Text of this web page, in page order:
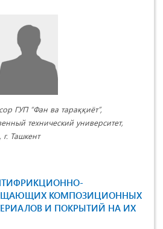
ГУП “Фан ва тараққиёт”,
технический университет,
г. Ташкент
КОМПОЗИЦИОННЫХ
И ПОКРЫТИЙ НА ИХ